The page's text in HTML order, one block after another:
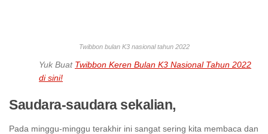
Twibbon bulan K3 nasional tahun 2022
Yuk Buat Twibbon Keren Bulan K3 Nasional Tahun 2022
di sini!
Saudara-saudara sekalian,
Pada minggu-minggu terakhir ini sangat sering kita membaca dan